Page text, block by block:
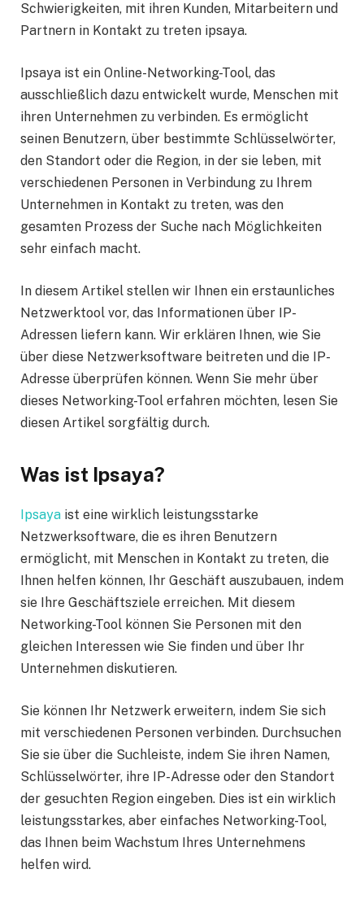
Schwierigkeiten, mit ihren Kunden, Mitarbeitern und
Partnern in Kontakt zu treten ipsaya.
Ipsaya ist ein Online-Networking-Tool, das
ausschließlich dazu entwickelt wurde, Menschen mit
ihren Unternehmen zu verbinden. Es ermöglicht
seinen Benutzern, über bestimmte Schlüsselwörter,
den Standort oder die Region, in der sie leben, mit
verschiedenen Personen in Verbindung zu Ihrem
Unternehmen in Kontakt zu treten, was den
gesamten Prozess der Suche nach Möglichkeiten
sehr einfach macht.
In diesem Artikel stellen wir Ihnen ein erstaunliches
Netzwerktool vor, das Informationen über IP-
Adressen liefern kann. Wir erklären Ihnen, wie Sie
über diese Netzwerksoftware beitreten und die IP-
Adresse überprüfen können. Wenn Sie mehr über
dieses Networking-Tool erfahren möchten, lesen Sie
diesen Artikel sorgfältig durch.
Was ist Ipsaya?
Ipsaya ist eine wirklich leistungsstarke
Netzwerksoftware, die es ihren Benutzern
ermöglicht, mit Menschen in Kontakt zu treten, die
Ihnen helfen können, Ihr Geschäft auszubauen, indem
sie Ihre Geschäftsziele erreichen. Mit diesem
Networking-Tool können Sie Personen mit den
gleichen Interessen wie Sie finden und über Ihr
Unternehmen diskutieren.
Sie können Ihr Netzwerk erweitern, indem Sie sich
mit verschiedenen Personen verbinden. Durchsuchen
Sie sie über die Suchleiste, indem Sie ihren Namen,
Schlüsselwörter, ihre IP-Adresse oder den Standort
der gesuchten Region eingeben. Dies ist ein wirklich
leistungsstarkes, aber einfaches Networking-Tool,
das Ihnen beim Wachstum Ihres Unternehmens
helfen wird.